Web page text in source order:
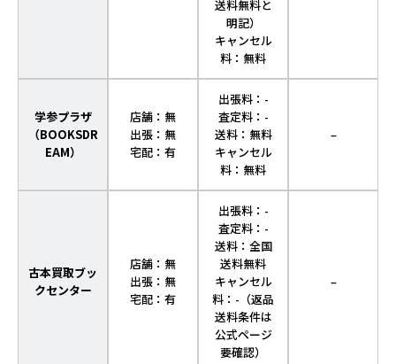
送料無料と
明記）
キャンセル
料：無料
学参プラザ
（BOOKSDR
EAM）
店舗：無
出張：無
宅配：有
出張料：-
査定料：-
送料：無料
キャンセル
料：無料
–
古本買取ブッ
クセンター
店舗：無
出張：無
宅配：有
出張料：-
査定料：-
送料：全国
送料無料
キャンセル
料：-（返品
送料条件は
公式ページ
要確認）
–